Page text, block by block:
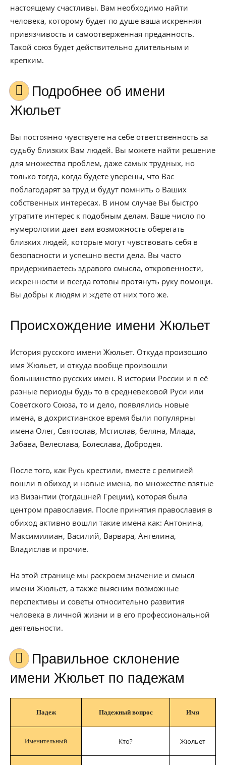
настоящему счастливы. Вам необходимо найти
человека, которому будет по душе ваша искренняя
привязчивость и самоотверженная преданность.
Такой союз будет действительно длительным и
крепким.
Подробнее об имени
Жюльет
Вы постоянно чувствуете на себе ответственность за
судьбу близких Вам людей. Вы можете найти решение
для множества проблем, даже самых трудных, но
только тогда, когда будете уверены, что Вас
поблагодарят за труд и будут помнить о Ваших
собственных интересах. В ином случае Вы быстро
утратите интерес к подобным делам. Ваше число по
нумерологии даёт вам возможность оберегать
близких людей, которые могут чувствовать себя в
безопасности и успешно вести дела. Вы часто
придерживаетесь здравого смысла, откровенности,
искренности и всегда готовы протянуть руку помощи.
Вы добры к людям и ждете от них того же.
Происхождение имени Жюльет
История русского имени Жюльет. Откуда произошло
имя Жюльет, и откуда вообще произошли
большинство русских имен. В истории России и в её
разные периоды будь то в средневековой Руси или
Советского Союза, то и дело, появлялись новые
имена, в дохристианское время были популярны
имена Олег, Святослав, Мстислав, беляна, Млада,
Забава, Велеслава, Болеслава, Добродея.
После того, как Русь крестили, вместе с религией
вошли в обиход и новые имена, во множестве взятые
из Византии (тогдашней Греции), которая была
центром православия. После принятия православия в
обиход активно вошли такие имена как: Антонина,
Максимилиан, Василий, Варвара, Ангелина,
Владислав и прочие.
На этой странице мы раскроем значение и смысл
имени Жюльет, а также выясним возможные
перспективы и советы относительно развития
человека в личной жизни и в его профессиональной
деятельности.
Правильное склонение
имени Жюльет по падежам
Падеж Падежный вопрос Имя
Именительный Кто? Жюльет